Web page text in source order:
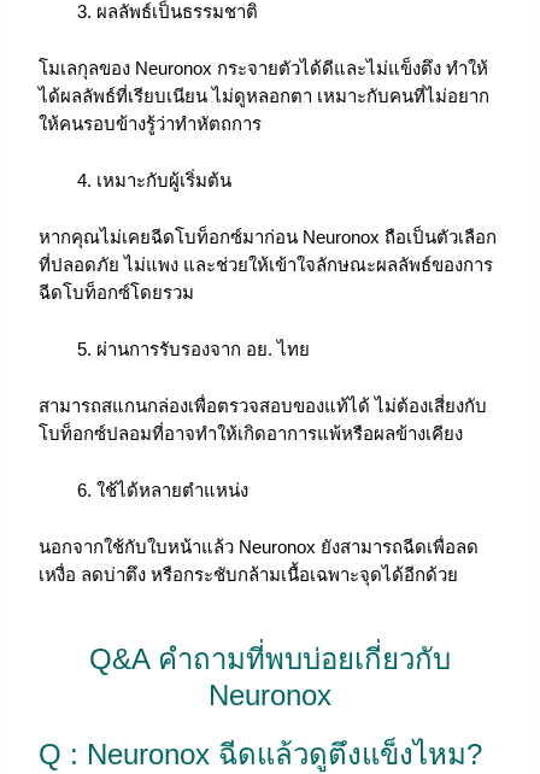
3. ผลลัพธ์เป็นธรรมชาติ
โมเลกุลของ Neuronox กระจายตัวได้ดีและไม่แข็งตึง ทำให้
ได้ผลลัพธ์ที่เรียบเนียน ไม่ดูหลอกตา เหมาะกับคนที่ไม่อยาก
ให้คนรอบข้างรู้ว่าทำหัตถการ
4. เหมาะกับผู้เริ่มต้น
หากคุณไม่เคยฉีดโบท็อกซ์มาก่อน Neuronox ถือเป็นตัวเลือก
ที่ปลอดภัย ไม่แพง และช่วยให้เข้าใจลักษณะผลลัพธ์ของการ
ฉีดโบท็อกซ์โดยรวม
5. ผ่านการรับรองจาก อย. ไทย
สามารถสแกนกล่องเพื่อตรวจสอบของแท้ได้ ไม่ต้องเสี่ยงกับ
โบท็อกซ์ปลอมที่อาจทำให้เกิดอาการแพ้หรือผลข้างเคียง
6. ใช้ได้หลายตำแหน่ง
นอกจากใช้กับใบหน้าแล้ว Neuronox ยังสามารถฉีดเพื่อลด
เหงื่อ ลดบ่าตึง หรือกระชับกล้ามเนื้อเฉพาะจุดได้อีกด้วย
Q&A คำถามที่พบบ่อยเกี่ยวกับ
Neuronox
Q : Neuronox ฉีดแล้วดูตึงแข็งไหม?